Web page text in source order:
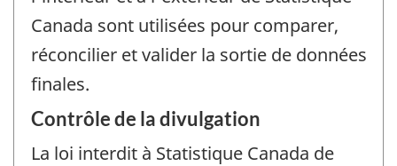
Canada sont utilisées pour comparer,
réconcilier et valider la sortie de données
finales.
Contrôle de la divulgation
La loi interdit à Statistique Canada de